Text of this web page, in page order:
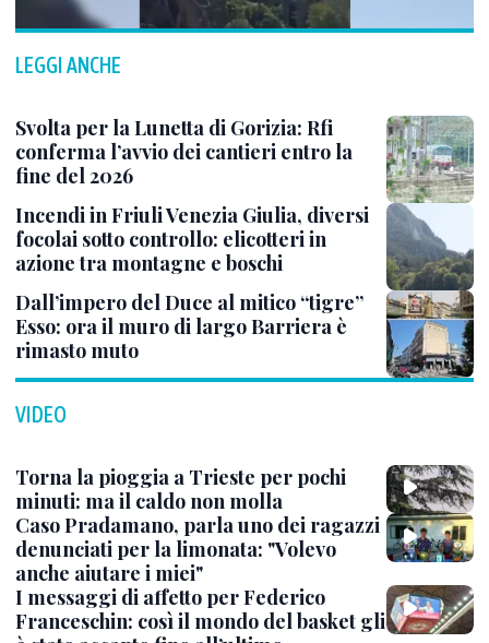
LEGGI ANCHE
Svolta per la Lunetta di Gorizia: Rfi
conferma l’avvio dei cantieri entro la
fine del 2026
Incendi in Friuli Venezia Giulia, diversi
focolai sotto controllo: elicotteri in
azione tra montagne e boschi
Dall’impero del Duce al mitico “tigre”
Esso: ora il muro di largo Barriera è
rimasto muto
VIDEO
Torna la pioggia a Trieste per pochi
minuti: ma il caldo non molla
Caso Pradamano, parla uno dei ragazzi
denunciati per la limonata: "Volevo
anche aiutare i miei"
I messaggi di affetto per Federico
Franceschin: così il mondo del basket gli